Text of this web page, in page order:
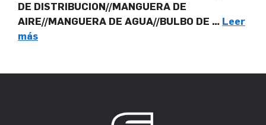
DE DISTRIBUCION//MANGUERA DE
AIRE//MANGUERA DE AGUA//BULBO DE … Leer
más